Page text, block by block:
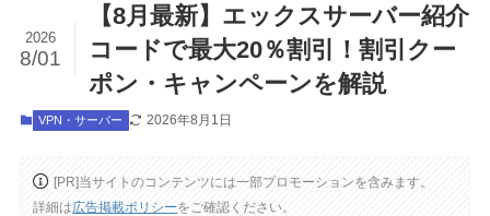
【8月最新】エックスサーバー紹介
コードで最大20％割引！割引クー
ポン・キャンペーンを解説
2026
8/01
VPN・サーバー 2026年8月1日
[PR]当サイトのコンテンツには一部プロモーションを含みます。
詳細は広告掲載ポリシーをご確認ください。